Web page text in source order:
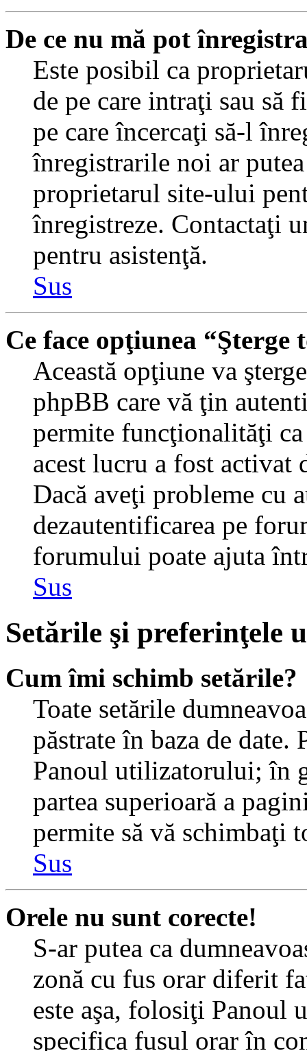
De ce nu mă pot
Este posibil ca
de pe care intraţi sau să
pe care încercaţi să-l
înregistrarile noi ar
proprietarul site-ului
înregistreze. Contactaţi
pentru asistenţă.
Sus
Ce face opţiunea
Această opţiune va
phpBB care vă ţin
permite funcţionalităţi
acest lucru a fost
Dacă aveţi probleme cu
dezautentificarea pe
forumului poate ajuta
Sus
Setările şi preferinţele
Cum îmi schimb setările?
Toate setările
păstrate în baza de
Panoul utilizatorului; în
partea superioară a
permite să vă schimbaţi
Sus
Orele nu sunt corecte!
S-ar putea ca
zonă cu fus orar diferit
este aşa, folosiţi Panoul
specifica fusul orar în